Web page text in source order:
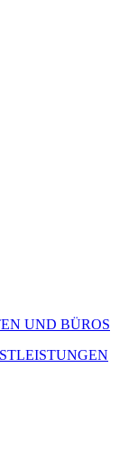
UND BÜROS